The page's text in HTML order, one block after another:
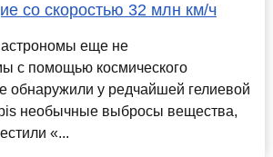
со скоростью 32 млн км/ч
еще не
с помощью космического
обнаружили у редчайшей гелиевой
необычные выбросы вещества,
«...